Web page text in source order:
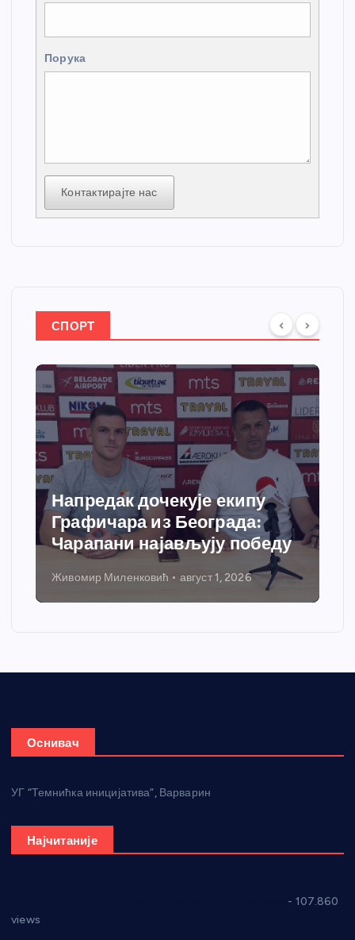
Порука
Контактирајте нас
СПОРТ
Напредак дочекује екипу
Графичара из Београда:
Чарапани најављују победу
Живомир Миленковић август 1, 2026
Оснивач
УГ “Темнићка иницијатива”, Варварин
Најчитаније
- 107.860
views